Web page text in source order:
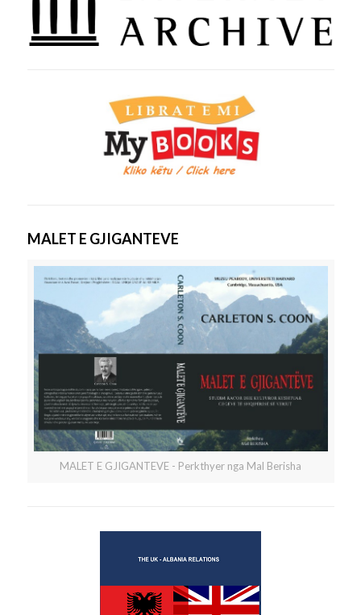
MALET E GJIGANTEVE
MALET E GJIGANTEVE - Perkthyer nga Mal Berisha